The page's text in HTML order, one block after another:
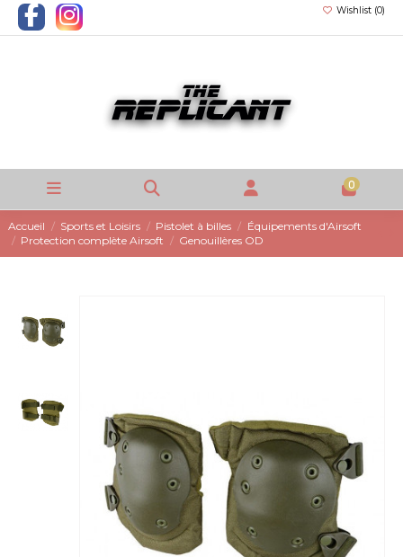
Wishlist (0)
0
Accueil Sports et Loisirs Pistolet à billes
Équipements d'Airsoft
Protection complète Airsoft
Genouillères OD